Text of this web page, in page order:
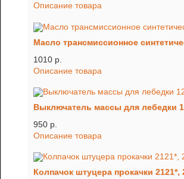
Описание товара
Масло трансмиссионное
1010 p.
Описание товара
Выключатель массы для лебедки
950 p.
Описание товара
Колпачок штуцера прокачки 2121*,